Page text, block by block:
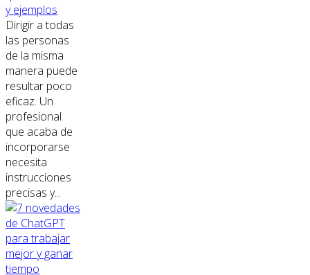
y ejemplos
Dirigir a todas
las personas
de la misma
manera puede
resultar poco
eficaz. Un
profesional
que acaba de
incorporarse
necesita
instrucciones
precisas y...